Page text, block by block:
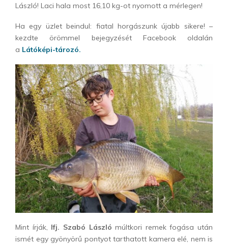
László! Laci hala most 16,10 kg-ot nyomott a mérlegen!
Ha egy üzlet beindul: fiatal horgászunk újabb sikere! –
kezdte örömmel bejegyzését Facebook oldalán
a Látóképi-tározó.
Mint írják, Ifj. Szabó László múltkori remek fogása után
ismét egy gyönyörű pontyot tarthatott kamera elé, nem is